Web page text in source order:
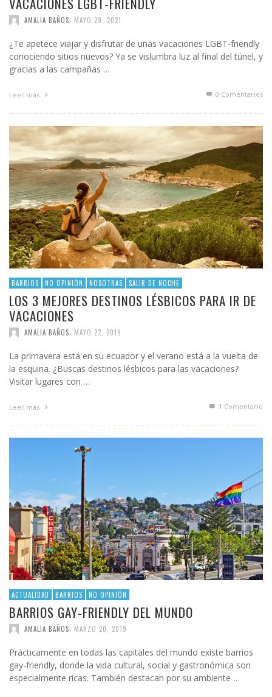
AMALIA BAÑOS MAYO 29, 2021
¿Te apetece viajar y disfrutar de unas vacaciones LGBT-friendly
conociendo sitios nuevos? Ya se vislumbra luz al final del túnel, y
gracias a las campañas …
Leer más 0 Comentarios
BARRIOS NO OPINIÓN NOSOTRAS SALIR DE NOCHE
LOS 3 MEJORES DESTINOS LÉSBICOS PARA IR DE
VACACIONES
AMALIA BAÑOS MAYO 22, 2019
La primavera está en su ecuador y el verano está a la vuelta de
la esquina. ¿Buscas destinos lésbicos para las vacaciones?
Visitar lugares con …
Leer más 1 Comentario
ACTUALIDAD BARRIOS NO OPINIÓN
BARRIOS GAY-FRIENDLY DEL MUNDO
AMALIA BAÑOS MARZO 20, 2019
Prácticamente en todas las capitales del mundo existe barrios
gay-friendly, donde la vida cultural, social y gastronómica son
especialmente ricas. También destacan por su ambiente …